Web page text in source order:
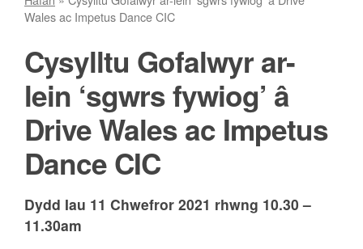
Wales ac Impetus Dance CIC
Cysylltu Gofalwyr ar-
lein ‘sgwrs fywiog’ â
Drive Wales ac Impetus
Dance CIC
Dydd Iau 11 Chwefror 2021 rhwng 10.30 –
11.30am